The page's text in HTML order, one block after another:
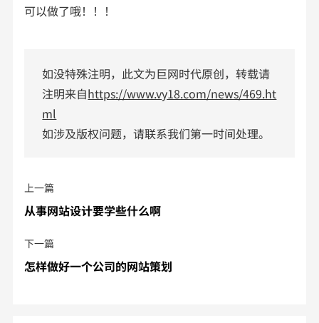
可以做了哦！！！
如没特殊注明，此文为巨网时代原创，转载请
注明来自https://www.vy18.com/news/469.ht
ml
如涉及版权问题，请联系我们第一时间处理。
上一篇
从事网站设计要学些什么啊
下一篇
怎样做好一个公司的网站策划